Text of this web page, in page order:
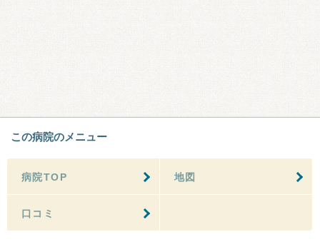
この病院のメニュー
病院TOP 地図
口コミ